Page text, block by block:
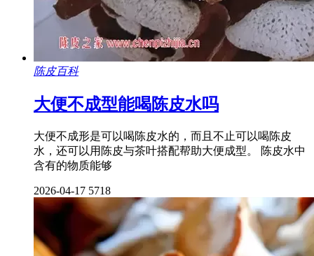
陈皮百科
大便不成型能喝陈皮水吗
大便不成形是可以喝陈皮水的，而且不止可以喝陈皮
水，还可以用陈皮与茶叶搭配帮助大便成型。 陈皮水中
含有的物质能够
2026-04-17 5718